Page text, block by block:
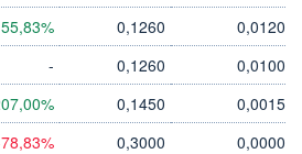
0,1260
0,0120
- 0,1260
0,0100
0,1450
0,0015
0,3000
0,0000